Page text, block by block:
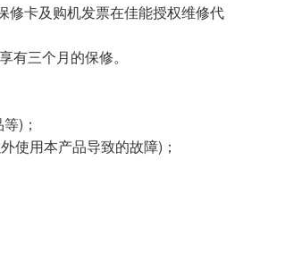
修卡及购机发票在佳能授权维修代
三个月的保修。
)；
使用本产品导致的故障)；